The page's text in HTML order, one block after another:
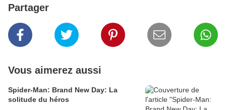
Partager
Vous aimerez aussi
Spider-Man: Brand New Day: La
solitude du héros